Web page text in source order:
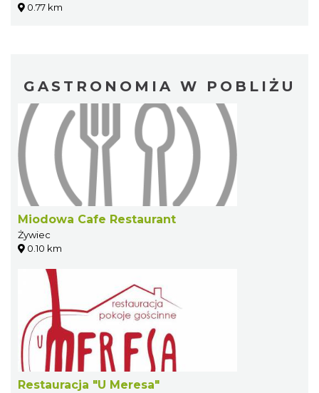
0.77 km
GASTRONOMIA W POBLIŻU
Miodowa Cafe Restaurant
Żywiec
0.10 km
Restauracja "U Meresa"